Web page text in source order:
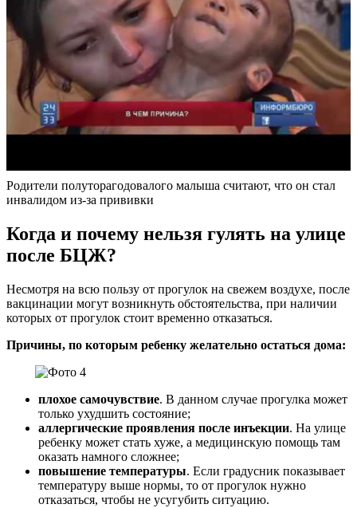
Родители полуторагодовалого малыша считают, что он стал
инвалидом из-за прививки
Когда и почему нельзя гулять на улице
после БЦЖ?
Несмотря на всю пользу от прогулок на свежем воздухе, после
вакцинации могут возникнуть обстоятельства, при наличии
которых от прогулок стоит временно отказаться.
Причины, по которым ребенку желательно остаться дома:
плохое самочувствие. В данном случае прогулка может
только ухудшить состояние;
аллергические проявления после инъекции. На улице
ребенку может стать хуже, а медицинскую помощь там
оказать намного сложнее;
повышение температуры. Если градусник показывает
температуру выше нормы, то от прогулок нужно
отказаться, чтобы не усугубить ситуацию.